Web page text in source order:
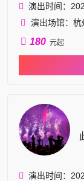
演出时间：
演出场馆：
180 元起
演出时间：